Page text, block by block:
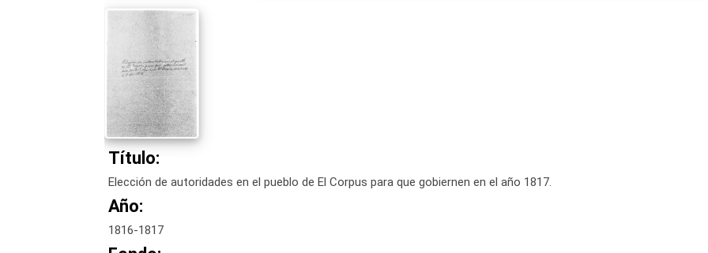
Título:
Elección de autoridades en el pueblo de El Corpus para que gobiernen en el año 1817.
Año:
1816-1817